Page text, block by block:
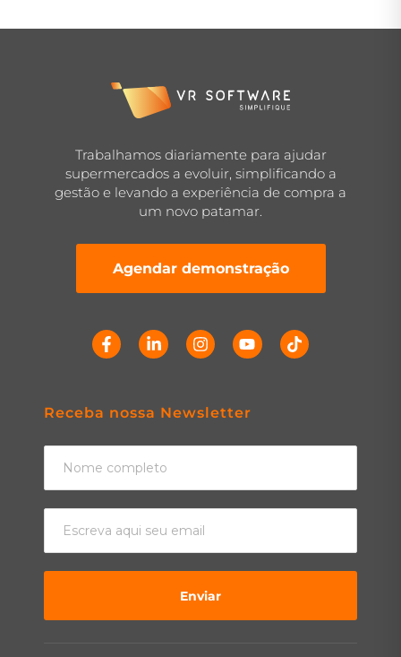
Trabalhamos diariamente para ajudar
supermercados a evoluir, simplificando a
gestão e levando a experiência de compra a
um novo patamar.
Agendar demonstração
Receba nossa Newsletter
Enviar